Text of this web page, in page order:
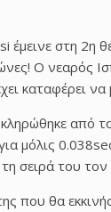
έμεινε στη 2η
Ο νεαρός
καταφέρει να
από
μόλις
σειρά του
που θα